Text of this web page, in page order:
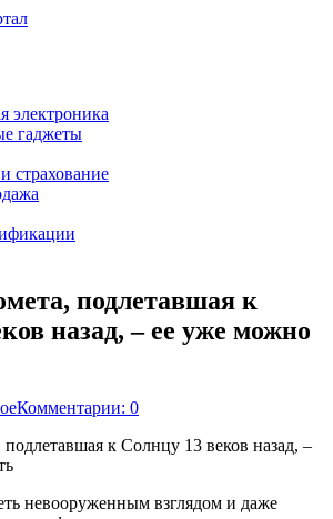
электроника
гаджеты
страхование
подлетавшая к
назад, – ее уже можно
Комментарии: 0
невооруженным взглядом и даже